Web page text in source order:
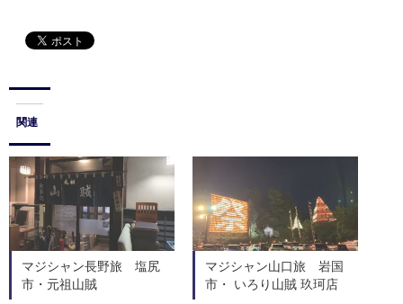
関連
マジシャン長野旅 塩尻
市・元祖山賊
マジシャン山口旅 岩国
市・ いろり山賊 玖珂店